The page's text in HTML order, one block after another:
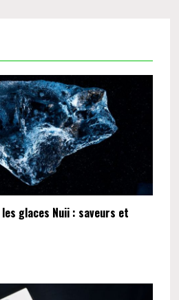
glaces Nuii : saveurs et